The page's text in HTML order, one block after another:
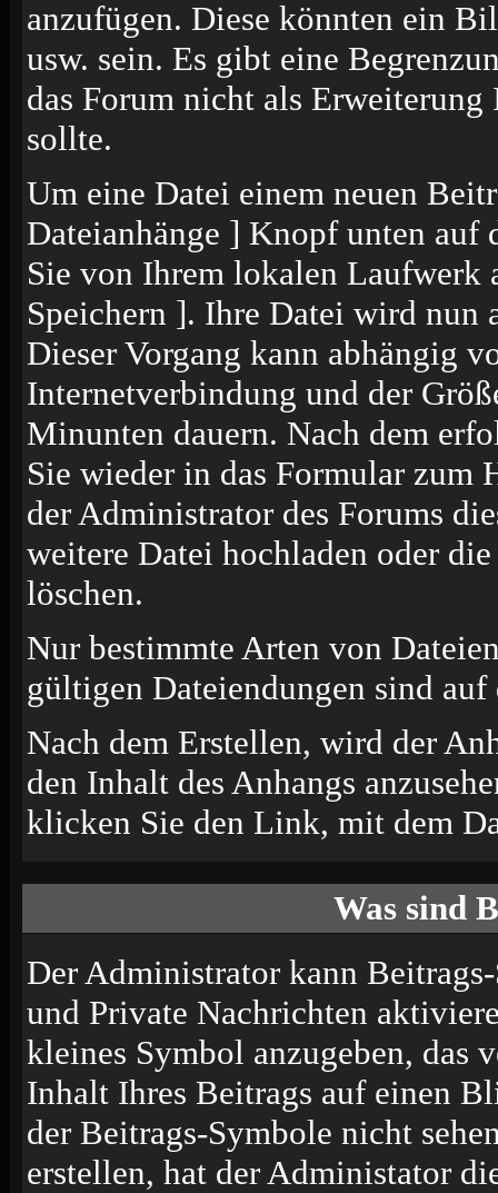
anzufügen. Diese könnten ein
usw. sein. Es gibt eine
das Forum nicht als
sollte.
Um eine Datei einem neuen
Dateianhänge ] Knopf unten auf
Sie von Ihrem lokalen
Speichern ]. Ihre Datei wird nun
Dieser Vorgang kann abhängig
Internetverbindung und der
Minunten dauern. Nach dem
Sie wieder in das Formular zum
der Administrator des Forums
weitere Datei hochladen oder
löschen.
Nur bestimmte Arten von
gültigen Dateiendungen sind
Nach dem Erstellen, wird der
den Inhalt des Anhangs
klicken Sie den Link, mit dem
Was sind
Der Administrator kann
und Private Nachrichten
kleines Symbol anzugeben, das
Inhalt Ihres Beitrags auf einen
der Beitrags-Symbole nicht
erstellen, hat der Administator